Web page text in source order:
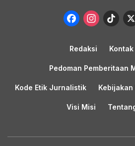
Redaksi Kontak
Pedoman Pemberitaan
Kode Etik Jurnalistik Kebijakan
Visi Misi